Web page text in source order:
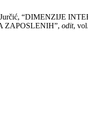
Jurčić, “DIMENZIJE
ZAPOSLENIH”, odit,